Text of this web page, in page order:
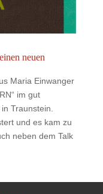
neuen
Maria Einwanger
im gut
Traunstein.
und es kam zu
neben dem Talk